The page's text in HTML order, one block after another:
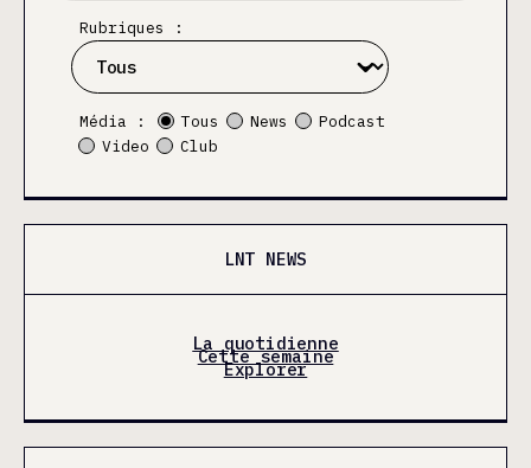
Rubriques :
Média : Tous News
Podcast
Video
Club
LNT NEWS
La quotidienne
Cette semaine
Explorer